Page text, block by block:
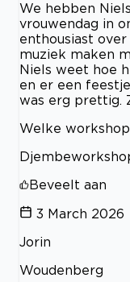
We hebben
vrouwendag in
enthousiast
muziek maken
Niels weet hoe
en er een
was erg prettig.
Welke
Beveelt aan
3 March 2026
Jorin
Woudenberg